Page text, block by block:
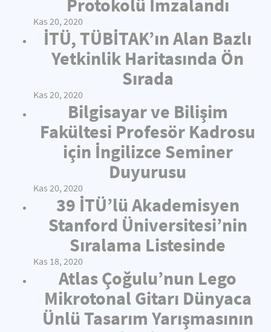
Protokolü İmzalandı
Kas 20, 2020
İTÜ, TÜBİTAK’ın Alan Bazlı
Yetkinlik Haritasında Ön
Sırada
Kas 20, 2020
Bilgisayar ve Bilişim
Fakültesi Profesör Kadrosu
için İngilizce Seminer
Duyurusu
Kas 20, 2020
39 İTÜ’lü Akademisyen
Stanford Üniversitesi’nin
Sıralama Listesinde
Kas 18, 2020
Atlas Çoğulu’nun Lego
Mikrotonal Gitarı Dünyaca
Ünlü Tasarım Yarışmasının